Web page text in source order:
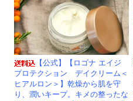
【公式】【ロゴナ エイジ
プロテクション デイクリーム＜
ヒアルロン＞】乾燥から肌を守
り、潤いキープ。キメの整ったな